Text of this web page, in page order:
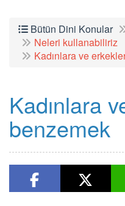
Bütün Dini Konular
Neleri kullanabiliriz
Kadınlara ve
Kadınlara
benzemek